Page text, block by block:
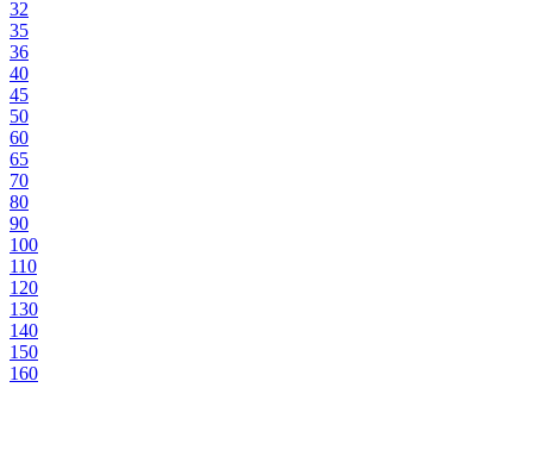
32
35
36
40
45
50
60
65
70
80
90
100
110
120
130
140
150
160